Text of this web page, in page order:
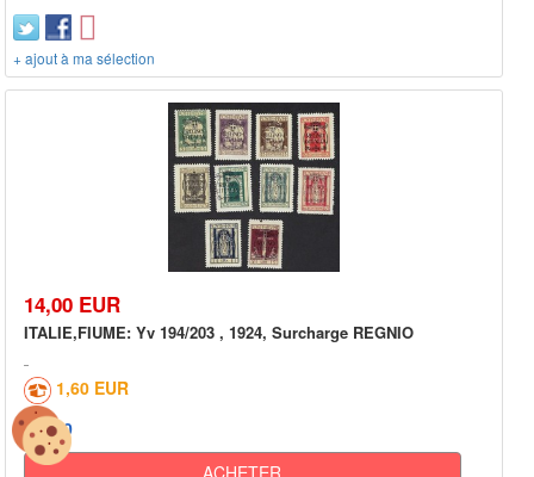
+ ajout à ma sélection
14,00 EUR
ITALIE,FIUME: Yv 194/203 , 1924, Surcharge REGNIO
1,60 EUR
0